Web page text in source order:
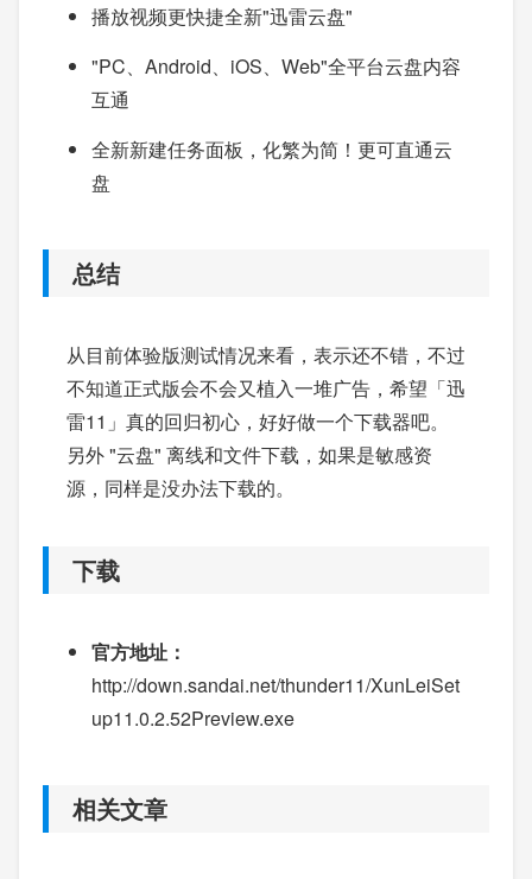
播放视频更快捷全新"迅雷云盘"
"PC、Android、iOS、Web"全平台云盘内容
互通
全新新建任务面板，化繁为简！更可直通云
盘
总结
从目前体验版测试情况来看，表示还不错，不过
不知道正式版会不会又植入一堆广告，希望「迅
雷11」真的回归初心，好好做一个下载器吧。
另外 "云盘" 离线和文件下载，如果是敏感资
源，同样是没办法下载的。
下载
官方地址：
http://down.sandai.net/thunder11/XunLeiSet
up11.0.2.52Preview.exe
相关文章